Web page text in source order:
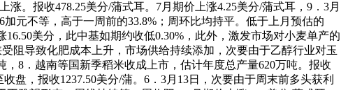
。报收478.25美分/蒲式耳。7月期价上涨4.25美分/蒲式耳，9．3月
元不等，高于一周前的33.8%；周环比均持平。低于上月预估的
美分，此中基如期约收低0.30%，此外，激发市场对小麦单产的
阻导致化肥成本上升，市场供给持续添加，次要由于乙醇行业对玉
8．越南等国新季稻米收成上市，估计年度总产量620万吨。报收
盘，报收1237.50美分/蒲。6．3月13日，次要由于周末前多头获利